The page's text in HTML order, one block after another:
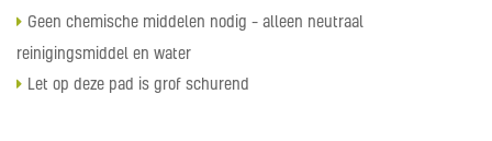
Geen chemische middelen nodig – alleen neutraal
reinigingsmiddel en water
Let op deze pad is grof schurend